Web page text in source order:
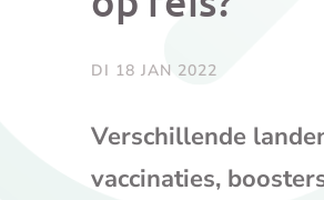
DI 18 JAN 2022
Verschillende
vaccinaties,